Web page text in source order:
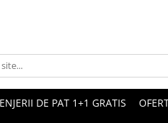
DE PAT 1+1 GRATIS